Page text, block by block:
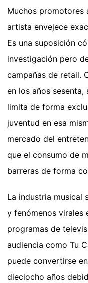
Muchos promotores
artista envejece
Es una suposición
investigación pero
campañas de retail.
en los años
limita de forma
juventud en esa
mercado del
que el consumo de
barreras de forma
La industria musical
y fenómenos virales
programas de
audiencia como Tu
puede convertirse
dieciocho años